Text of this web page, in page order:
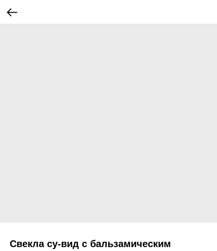
Свекла су-вид с бальзамическим